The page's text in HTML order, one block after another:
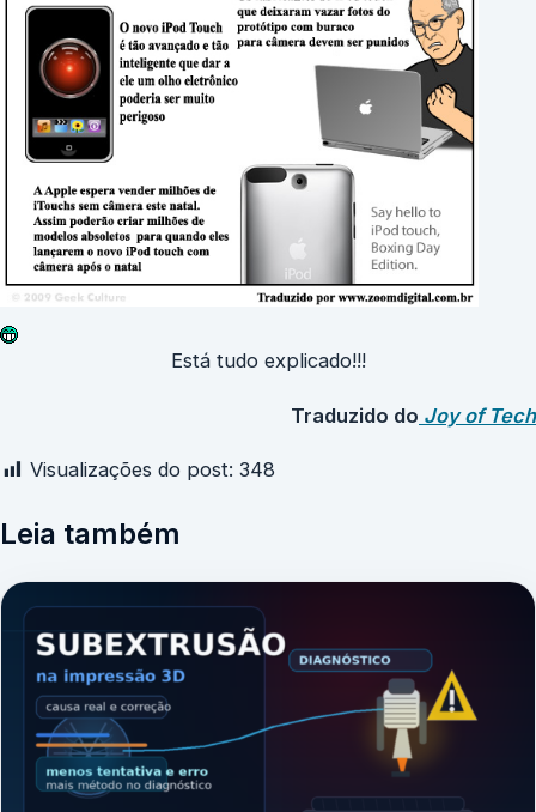
Está tudo explicado!!!
Traduzido do Joy of Tech
Visualizações do post: 348
Leia também